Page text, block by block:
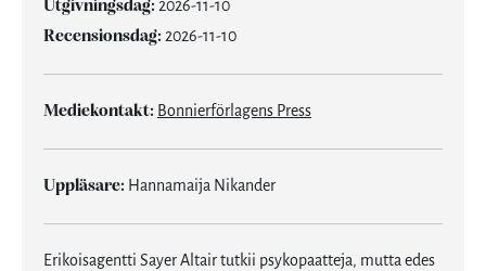
Utgivningsdag: 2026-11-10
Recensionsdag: 2026-11-10
Mediekontakt: Bonnierförlagens Press
Uppläsare: Hannamaija Nikander
Erikoisagentti Sayer Altair tutkii psykopaatteja, mutta edes